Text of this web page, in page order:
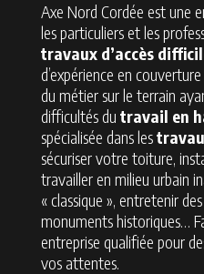
Axe Nord Cordée est une
les particuliers et les
travaux d’accès
d’expérience en
du métier sur le terrain
difficultés du travail en
spécialisée dans les
sécuriser votre toiture,
travailler en milieu urbain
« classique », entretenir
monuments historiques…
entreprise qualifiée pour
vos attentes.